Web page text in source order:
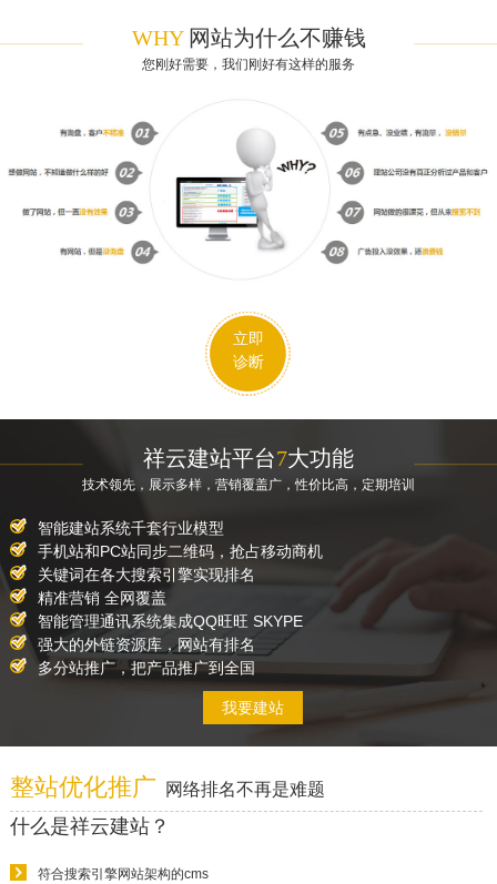
WHY网站为什么不赚钱
您刚好需要，我们刚好有这样的服务
立即
诊断
祥云建站平台7大功能
技术领先，展示多样，营销覆盖广，性价比高，定期培训
智能建站系统千套行业模型
手机站和PC站同步二维码，抢占移动商机
关键词在各大搜索引擎实现排名
精准营销 全网覆盖
智能管理通讯系统集成QQ旺旺 SKYPE
强大的外链资源库，网站有排名
多分站推广，把产品推广到全国
我要建站
整站优化推广 网络排名不再是难题
什么是祥云建站？
符合搜索引擎网站架构的cms